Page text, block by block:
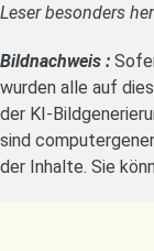
Leser besonders
Bildnachweis :
wurden alle auf
der KI-
sind
der Inhalte. Sie